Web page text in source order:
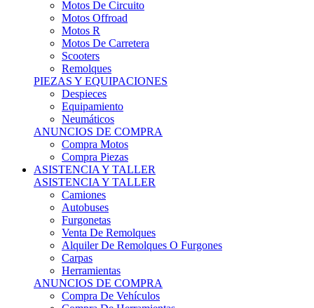
Motos R
Motos De Carretera
Scooters
Remolques
PIEZAS Y EQUIPACIONES
Despieces
Equipamiento
Neumáticos
ANUNCIOS DE COMPRA
Compra Motos
Compra Piezas
ASISTENCIA Y TALLER
ASISTENCIA Y TALLER
Camiones
Autobuses
Furgonetas
Venta De Remolques
Alquiler De Remolques O Furgones
Carpas
Herramientas
ANUNCIOS DE COMPRA
Compra De Vehículos
Compra De Herramientas